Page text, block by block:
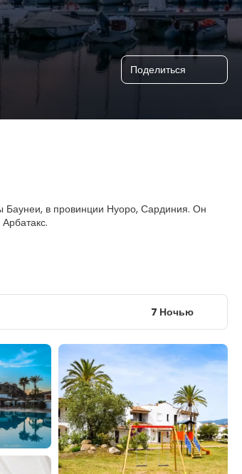
Поделиться
в провинции Нуоро, Сардиния. Он
7 Ночью